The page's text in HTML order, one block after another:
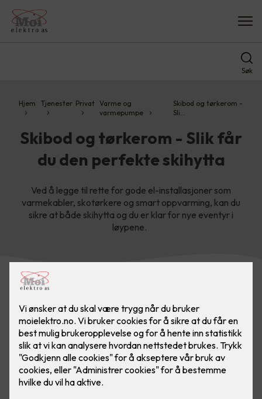
Søk
Hjem Tjenester Privat
Varme og
varmepumpe
Skibod og tørkerom -
Sli…
Skibod og tørkerom - Slik får
du den perfekte skihytta
Ved å legge til rette for gode el-installasjoner som
varmekabler, skotørkere og smart oppvarming, kan du
sikre at både skihytta og du er klar for nye eventyr i
løypene.